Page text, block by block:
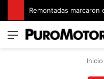
Menú
Inicio